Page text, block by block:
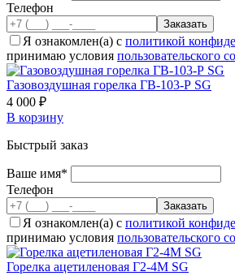
Телефон
Я ознакомлен(а) с политикой
принимаю условия пользовательского
Газовоздушная горелка ГВ-103-Р SG
4 000 ₽
В корзину
Быстрый заказ
Ваше имя*
Телефон
Я ознакомлен(а) с политикой
принимаю условия пользовательского
Горелка ацетиленовая Г2-4М SG